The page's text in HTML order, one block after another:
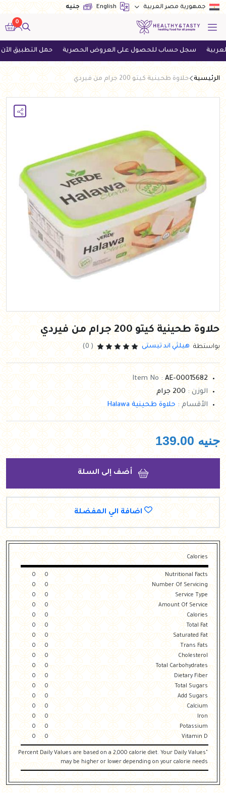
جمهورية مصر العربية English جنيه
0
سجل حساب للحصول على العروض الحصرية حمل التطبيق الآن
الرئيسية حلاوة طحينية كيتو 200 جرام من فيردي
حلاوة طحينية كيتو 200 جرام من فيردي
بواستطة هيلثي اند تيستى ( 0)
Item No :AE-00015682
الوزن :200 جرام
الأقسام : حلاوة طحينية Halawa
جنيه 139.00
أضف إلى السلة
اضافة الي المفضلة
Calories
Nutritional Facts
0
0
Number Of Servicing
0
0
Service Type
0
0
Amount Of Service
0
0
Calories
0
0
Total Fat
0
0
Saturated Fat
0
0
Trans Fats
0
0
Cholesterol
0
0
Total Carbohydrates
0
0
Dietary Fiber
0
0
Total Sugars
0
0
Add Sugars
0
0
Calcium
0
0
Iron
0
0
Potassium
0
0
Vitamin D
0
0
"Percent Daily Values are based on a 2,000 calorie diet. Your Daily Values
may be higher or lower depending on your calorie needs